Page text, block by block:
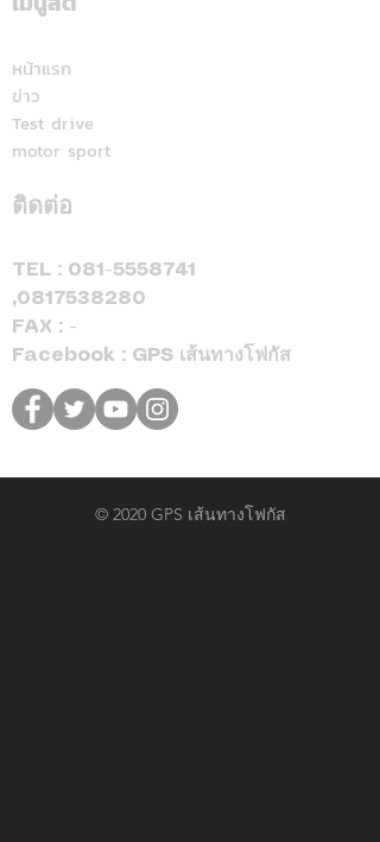
หน้าแรก
ข่าว
Test drive
motor sport
ติดต่อ
TEL : 081-5558741
,0817538280
FAX : -
Facebook : GPS เส้นทางโฟกัส
© 2020 GPS เส้นทางโฟกัส